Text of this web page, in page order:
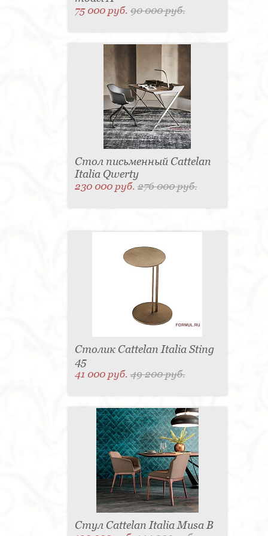
75 000 руб.90 000 руб.
Стол письменный Cattelan
Italia Qwerty
230 000 руб.276 000 руб.
Столик Cattelan Italia Sting
45
41 000 руб.49 200 руб.
Стул Cattelan Italia Musa B